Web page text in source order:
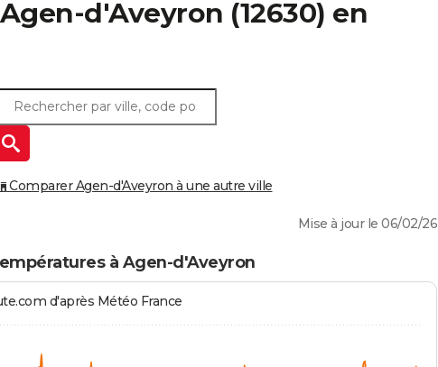
Agen-d'Aveyron (12630) en
Comparer Agen-d'Aveyron à une autre ville
Mise à jour le 06/02/26
à Agen-d'Aveyron
d'après Météo France